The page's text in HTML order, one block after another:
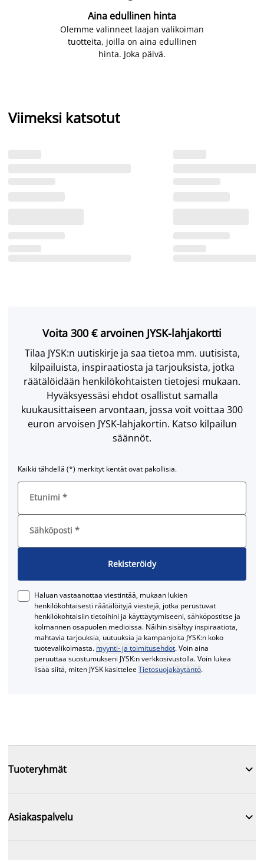
Aina edullinen hinta
Olemme valinneet laajan valikoiman
tuotteita, joilla on aina edullinen
hinta. Joka päivä.
Viimeksi katsotut
Voita 300 € arvoinen JYSK-lahjakortti
Tilaa JYSK:n uutiskirje ja saa tietoa mm. uutisista,
kilpailuista, inspiraatiosta ja tarjouksista, jotka
räätälöidään henkilökohtaisten tietojesi mukaan.
Hyväksyessäsi ehdot osallistut samalla
kuukausittaiseen arvontaan, jossa voit voittaa 300
euron arvoisen JYSK-lahjakortin. Katso kilpailun
säännöt.
Kaikki tähdellä (*) merkityt kentät ovat pakollisia.
Etunimi *
Sähköposti *
Rekisteröidy
Haluan vastaanottaa viestintää, mukaan lukien
henkilökohtaisesti räätälöityjä viestejä, jotka perustuvat
henkilökohtaisiin tietoihini ja käyttäytymiseeni, sähköpostitse ja
kolmannen osapuolen medioissa. Näihin sisältyy inspiraatiota,
mahtavia tarjouksia, uutuuksia ja kampanjoita JYSK:n koko
tuotevalikoimasta. myynti- ja toimitusehdot. Voin aina
peruuttaa suostumukseni JYSK:n verkkosivustolla. Voin lukea
lisää siitä, miten JYSK käsitteleeTietosuojakäytäntö.
Tuoteryhmät 
Asiakaspalvelu 